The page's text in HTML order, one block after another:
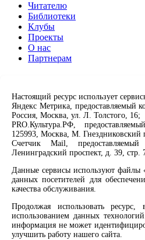
Читателю
Библиотеки
Клубы
Проекты
О нас
Партнерам
Продлить книгу
Спроси библиотекаря
Спроси краеведа
Оцените качество услуг
Направить обращение
Соцсети
Вконтакте
Max
Rutube
Настоящий ресурс использует
Яндекс Метрика,
Россия, Москва, ул. Л. Толстого, 16;
PRO.Культура.РФ,
125993, Москва, М. Гнездниковский
Счетчик Mail,
Ленинградский проспект, д. 39, стр.
Данные сервисы используют файлы
данных посетителей для
качества обслуживания.
Продолжая использовать ресурс,
использованием данных
информация не может
улучшить работу нашего сайта.